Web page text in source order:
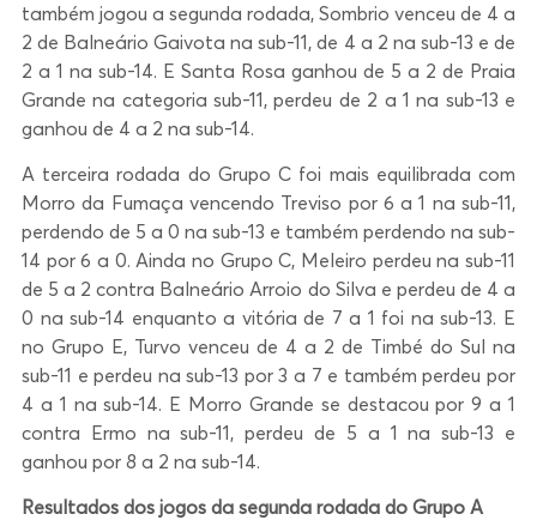
também jogou a segunda rodada, Sombrio venceu de 4 a
2 de Balneário Gaivota na sub-11, de 4 a 2 na sub-13 e de
2 a 1 na sub-14. E Santa Rosa ganhou de 5 a 2 de Praia
Grande na categoria sub-11, perdeu de 2 a 1 na sub-13 e
ganhou de 4 a 2 na sub-14.
A terceira rodada do Grupo C foi mais equilibrada com
Morro da Fumaça vencendo Treviso por 6 a 1 na sub-11,
perdendo de 5 a 0 na sub-13 e também perdendo na sub-
14 por 6 a 0. Ainda no Grupo C, Meleiro perdeu na sub-11
de 5 a 2 contra Balneário Arroio do Silva e perdeu de 4 a
0 na sub-14 enquanto a vitória de 7 a 1 foi na sub-13. E
no Grupo E, Turvo venceu de 4 a 2 de Timbé do Sul na
sub-11 e perdeu na sub-13 por 3 a 7 e também perdeu por
4 a 1 na sub-14. E Morro Grande se destacou por 9 a 1
contra Ermo na sub-11, perdeu de 5 a 1 na sub-13 e
ganhou por 8 a 2 na sub-14.
Resultados dos jogos da segunda rodada do Grupo A